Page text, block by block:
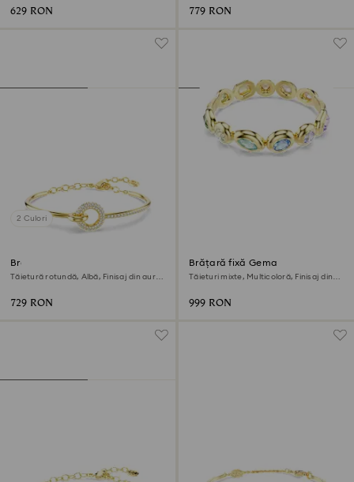
629 RON 779 RON
2 Culori
Brățară fixă Dextera
Tăietură rotundă, Albă, Finisaj din aur
729 RON
Brățară fixă Gema
Tăieturi mixte, Multicoloră, Finisaj din
999 RON